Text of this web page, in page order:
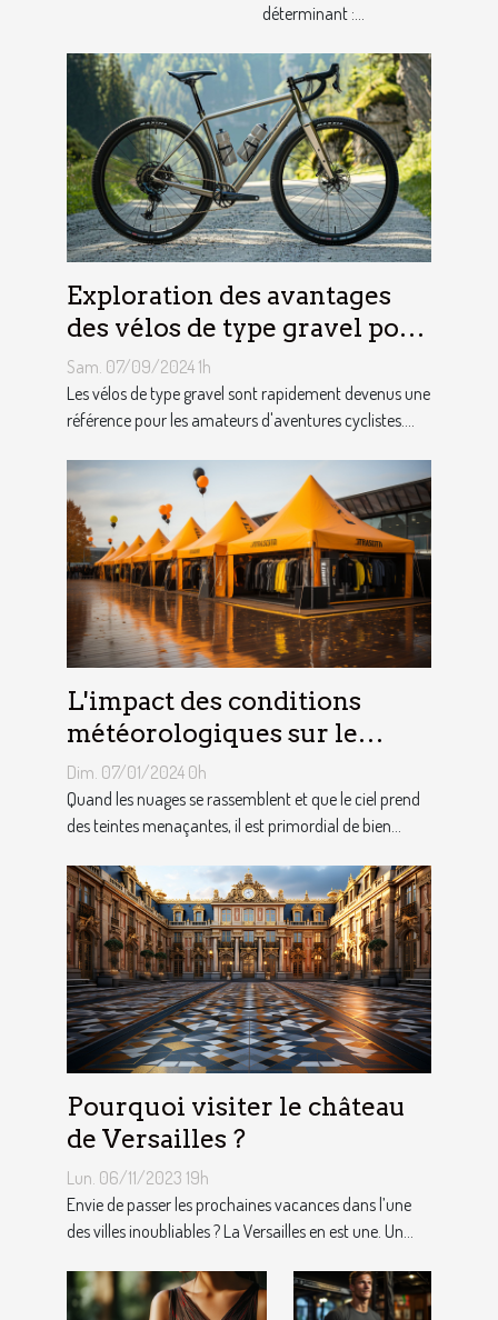
déterminant :...
Exploration des avantages
des vélos de type gravel pour
les aventuriers
Sam. 07/09/2024 1h
Les vélos de type gravel sont rapidement devenus une
référence pour les amateurs d'aventures cyclistes....
L'impact des conditions
météorologiques sur le
choix des tentes publicitaires
Dim. 07/01/2024 0h
Quand les nuages se rassemblent et que le ciel prend
des teintes menaçantes, il est primordial de bien...
Pourquoi visiter le château
de Versailles ?
Lun. 06/11/2023 19h
Envie de passer les prochaines vacances dans l’une
des villes inoubliables ? La Versailles en est une. Un...